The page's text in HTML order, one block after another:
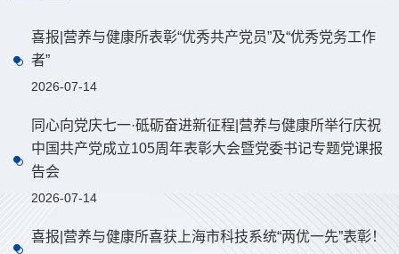
喜报|营养与健康所表彰“优秀共产党员”及“优秀党务工作
者”
2026-07-14
同心向党庆七一·砥砺奋进新征程|营养与健康所举行庆祝
中国共产党成立105周年表彰大会暨党委书记专题党课报
告会
2026-07-14
喜报|营养与健康所喜获上海市科技系统“两优一先”表彰！